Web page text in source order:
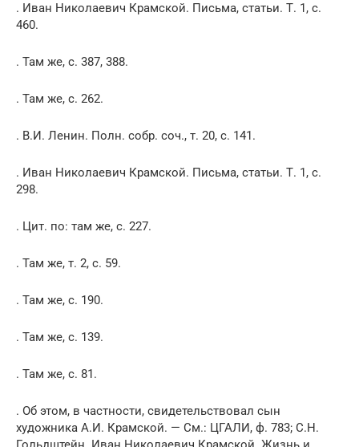
. Иван Николаевич Крамской. Письма, статьи. Т. 1, с.
460.
. Там же, с. 387, 388.
. Там же, с. 262.
. В.И. Ленин. Полн. собр. соч., т. 20, с. 141.
. Иван Николаевич Крамской. Письма, статьи. Т. 1, с.
298.
. Цит. по: там же, с. 227.
. Там же, т. 2, с. 59.
. Там же, с. 190.
. Там же, с. 139.
. Там же, с. 81.
. Об этом, в частности, свидетельствовал сын
художника А.И. Крамской. — См.: ЦГАЛИ, ф. 783; С.Н.